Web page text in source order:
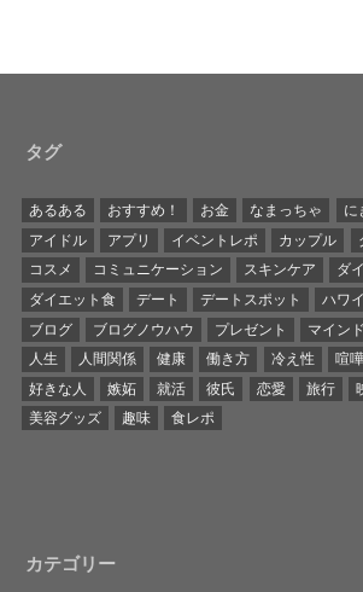
タグ
あるある おすすめ！ お金 なまっちゃ に
アイドル
アプリ イベントレポ カップル
コスメ
コミュニケーション スキンケア
ダ
ダイエット食
デート デートスポット ハワイ
ブログ
ブログノウハウ プレゼント マインド
人生
人間関係 健康 働き方 冷え性 喧嘩
好きな人
嫉妬 就活 彼氏 恋愛 旅行
美容グッズ
趣味 食レポ
カテゴリー